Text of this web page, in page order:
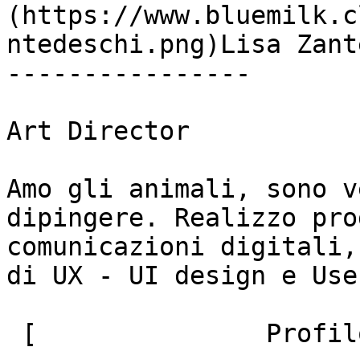
(https://
ntedeschi.png)Lisa
----------------
Art Director
Amo gli animali, sono
dipingere. Realizzo
comunicazioni
di UX - UI design e